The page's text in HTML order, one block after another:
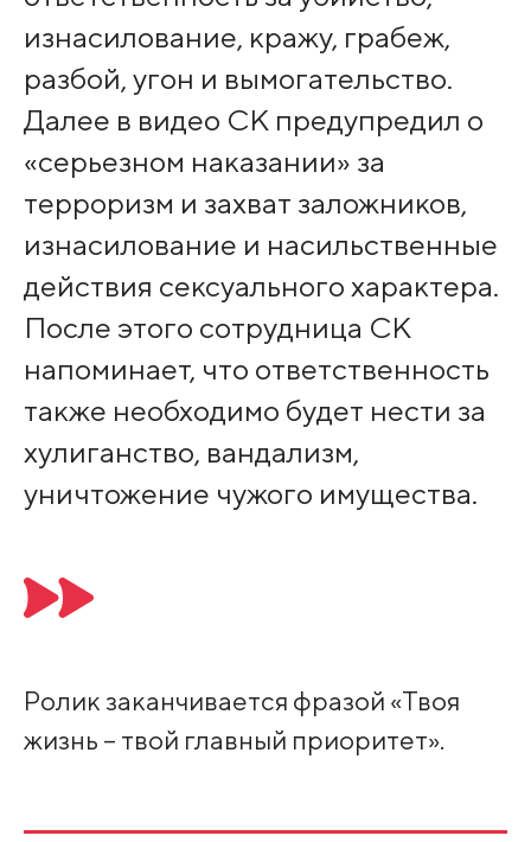
изнасилование, кражу, грабеж,
разбой, угон и вымогательство.
Далее в видео СК предупредил о
«серьезном наказании» за
терроризм и захват заложников,
изнасилование и насильственные
действия сексуального характера.
После этого сотрудница СК
напоминает, что ответственность
также необходимо будет нести за
хулиганство, вандализм,
уничтожение чужого имущества.
Ролик заканчивается фразой «Твоя
жизнь – твой главный приоритет».